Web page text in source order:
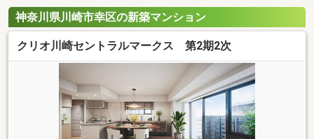
神奈川県川崎市幸区の新築マンション
クリオ川崎セントラルマークス 第2期2次